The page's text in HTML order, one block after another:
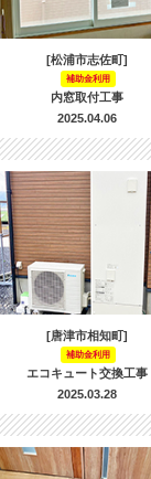
[松浦市志佐町]
補助金利用
内窓取付工事
2025.04.06
[唐津市相知町]
補助金利用
エコキュート交換工事
2025.03.28